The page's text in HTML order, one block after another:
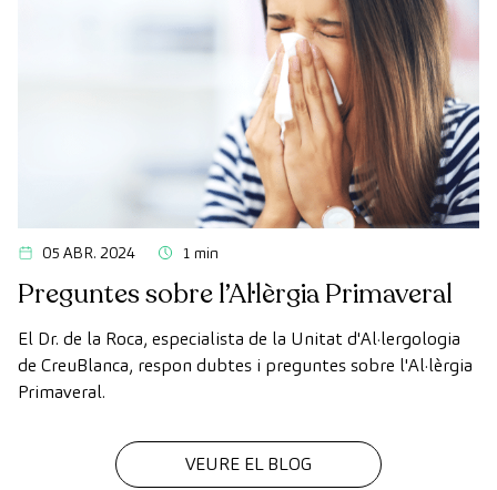
05 ABR. 2024 1 min
Preguntes sobre l’Al·lèrgia Primaveral
El Dr. de la Roca, especialista de la Unitat d'Al·lergologia
de CreuBlanca, respon dubtes i preguntes sobre l'Al·lèrgia
Primaveral.
VEURE EL BLOG